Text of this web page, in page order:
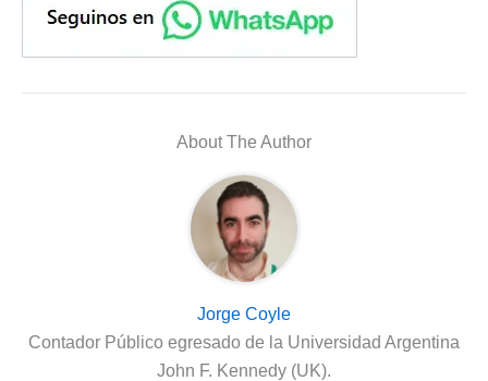
About The Author
Jorge Coyle
Contador Público egresado de la Universidad Argentina
John F. Kennedy (UK).